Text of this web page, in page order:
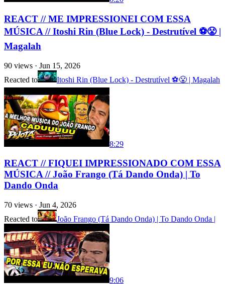
REACT // ME IMPRESSIONEI COM ESSA
MÚSICA // Itoshi Rin (Blue Lock) - Destrutível ⚽😤 |
Magalah
90 views · Jun 15, 2026
Reacted to
Itoshi Rin (Blue Lock) - Destrutível ⚽😤 | Magalah
8:29
REACT // FIQUEI IMPRESSIONADO COM ESSA
MÚSICA // João Frango (Tá Dando Onda) | To
Dando Onda
70 views · Jun 4, 2026
Reacted to
João Frango (Tá Dando Onda) | To Dando Onda |
9:06